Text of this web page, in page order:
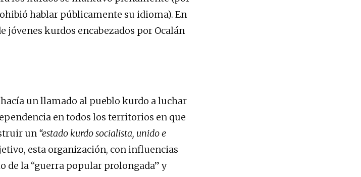
hablar públicamente su idioma). En
jóvenes kurdos encabezados por Ocalán
un llamado al pueblo kurdo a luchar
en todos los territorios en que
un “estado kurdo socialista, unido e
esta organización, con influencias
de la “guerra popular prolongada” y